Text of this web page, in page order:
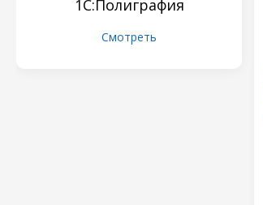
1С:Полиграфия
Смотреть